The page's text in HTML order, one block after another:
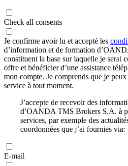
Check all consents
Je confirme avoir lu et accepté les
d’information et de formation
constituent la base sur laquelle je serai
offre et bénéficier d’une assistance
mon compte. Je comprends que je
service à tout moment.
J’accepte de recevoir des
d’OANDA TMS Brokers S.A. à
services, par exemple des
coordonnées que j’ai fournies via:
E-mail